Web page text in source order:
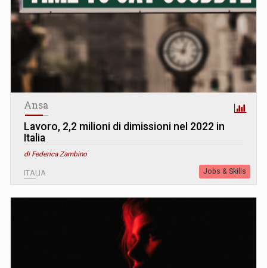
Ansa
Lavoro, 2,2 milioni di dimissioni nel 2022 in
Italia
di Federica Zambino
ITALIA Jobs & Skills